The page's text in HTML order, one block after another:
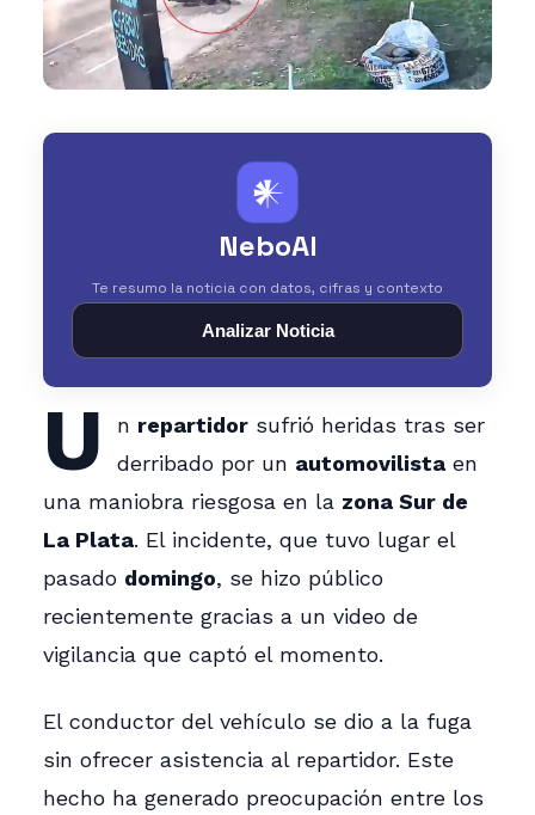
𒀭
NeboAI
Te resumo la noticia con datos, cifras y contexto
Analizar Noticia
U n repartidorsufrió heridas tras ser
derribado por un automovilistaen
una maniobra riesgosa en la zona Sur de
La Plata. El incidente, que tuvo lugar el
pasado domingo, se hizo público
recientemente gracias a un video de
vigilancia que captó el momento.
El conductor del vehículo se dio a la fuga
sin ofrecer asistencia al repartidor. Este
hecho ha generado preocupación entre los